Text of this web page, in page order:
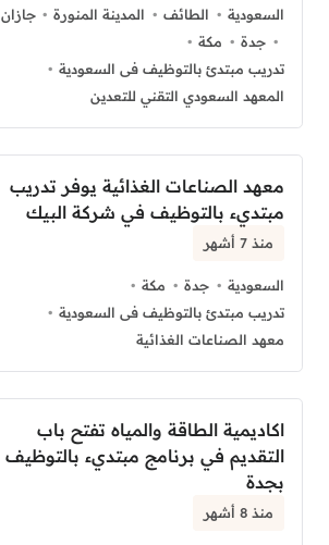
السعودية الطائف المدينة المنورة
جازان
جدة
مكة
تدريب مبتدئ بالتوظيف فى السعودية
المعهد السعودي التقني للتعدين
معهد الصناعات الغذائية يوفر تدريب
مبتديء بالتوظيف في شركة البيك
منذ 7 أشهر
السعودية جدة
مكة
تدريب مبتدئ بالتوظيف فى السعودية
معهد الصناعات الغذائية
اكاديمية الطاقة والمياه تفتح باب
التقديم في برنامج مبتديء بالتوظيف
بجدة
منذ 8 أشهر